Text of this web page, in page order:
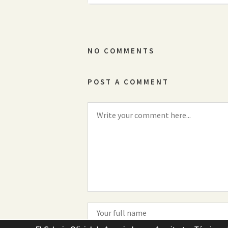
NO COMMENTS
POST A COMMENT